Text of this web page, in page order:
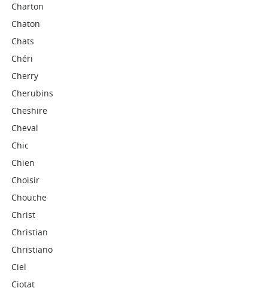
Charton
Chaton
Chats
Chéri
Cherry
Cherubins
Cheshire
Cheval
Chic
Chien
Choisir
Chouche
Christ
Christian
Christiano
Ciel
Ciotat